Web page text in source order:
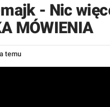
- Nic
MÓWIENIA
temu